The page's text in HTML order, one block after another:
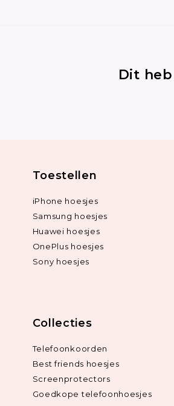
Dit
Toestellen
iPhone hoesjes
Samsung hoesjes
Huawei hoesjes
OnePlus hoesjes
Sony hoesjes
Collecties
Telefoonkoorden
Best friends hoesjes
Screenprotectors
Goedkope telefoonhoesjes